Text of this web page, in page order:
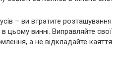
– ви втратите розташування
цьому винні. Виправляйте свої
а не відкладайте каяття